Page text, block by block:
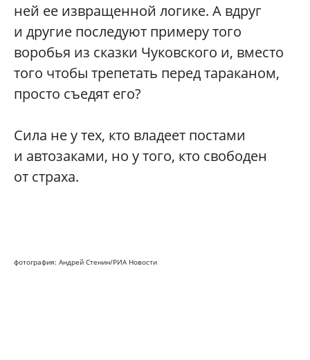
ней ее извращенной логике. А вдруг
и другие последуют примеру того
воробья из сказки Чуковского и, вместо
того чтобы трепетать перед тараканом,
просто съедят его?
Сила не у тех, кто владеет постами
и автозаками, но у того, кто свободен
от страха.
фотография: Андрей Стенин/РИА Новости